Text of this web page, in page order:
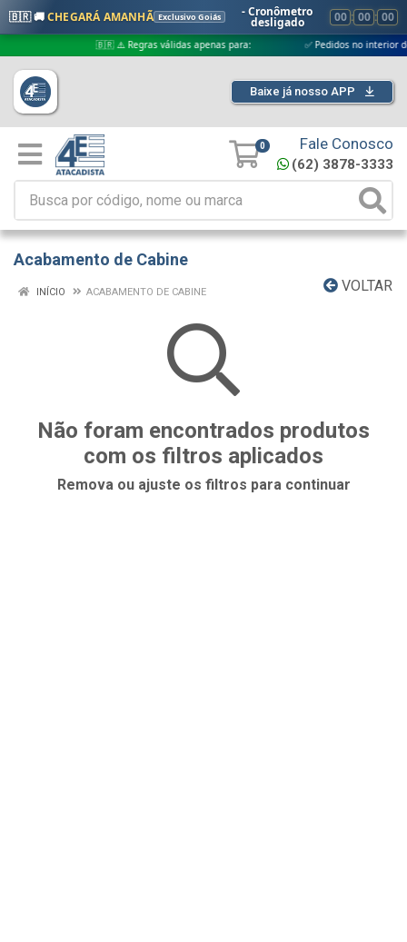
🇧🇷 🚚CHEGARÁ AMANHÃ Exclusivo Goiás - Cronômetro
desligado 00 : 00 : 00
🇧🇷 ⚠️ Regras válidas apenas para: ✅ Pedidos no interior de
Baixe já nosso APP
0 Fale Conosco
(62) 3878-3333
Acabamento de Cabine
VOLTAR
INÍCIO ACABAMENTO DE CABINE
Não foram encontrados produtos
com os filtros aplicados
Remova ou ajuste os filtros para continuar